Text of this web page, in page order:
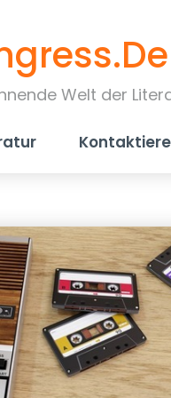
Welt der